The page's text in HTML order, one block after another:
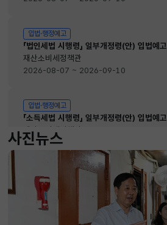
입법·행정예고
「법인세법 시행령」 일부개정령(안) 입법예고
재산소비세정책관
2026-08-07 ~ 2026-09-10
입법·행정예고
「소득세법 시행령」 일부개정령(안) 입법예고
재산소비세정책관
2026-08-07 ~ 2026-09-10
사진뉴스